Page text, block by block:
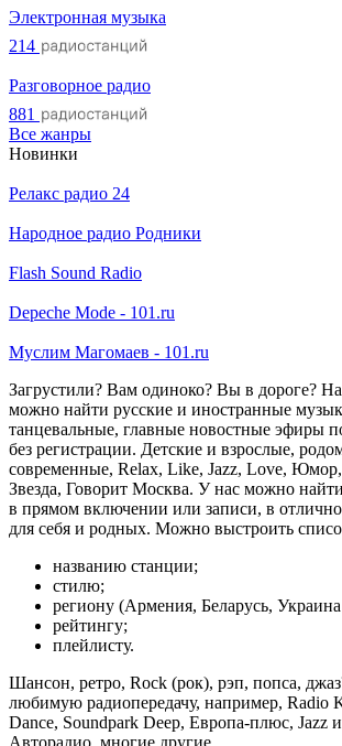
Электронная музыка
214
Разговорное радио
881
Все жанры
Новинки
Релакс радио 24
Народное радио Родники
Flash Sound Radio
Depeche Mode - 101.ru
Муслим Магомаев - 101.ru
Загрустили? Вам одиноко? Вы в дороге?
можно найти русские и иностранные
танцевальные, главные новостные эфиры
без регистрации. Детские и взрослые,
современные, Relax, Like, Jazz, Love,
Звезда, Говорит Москва. У нас можно
в прямом включении или записи, в
для себя и родных. Можно выстроить
названию станции;
стилю;
региону (Армения, Беларусь,
рейтингу;
плейлисту.
Шансон, ретро, Rock (рок), рэп, попса,
любимую радиопередачу, например, Radio
Dance, Soundpark Deep, Европа-плюс, Jazz